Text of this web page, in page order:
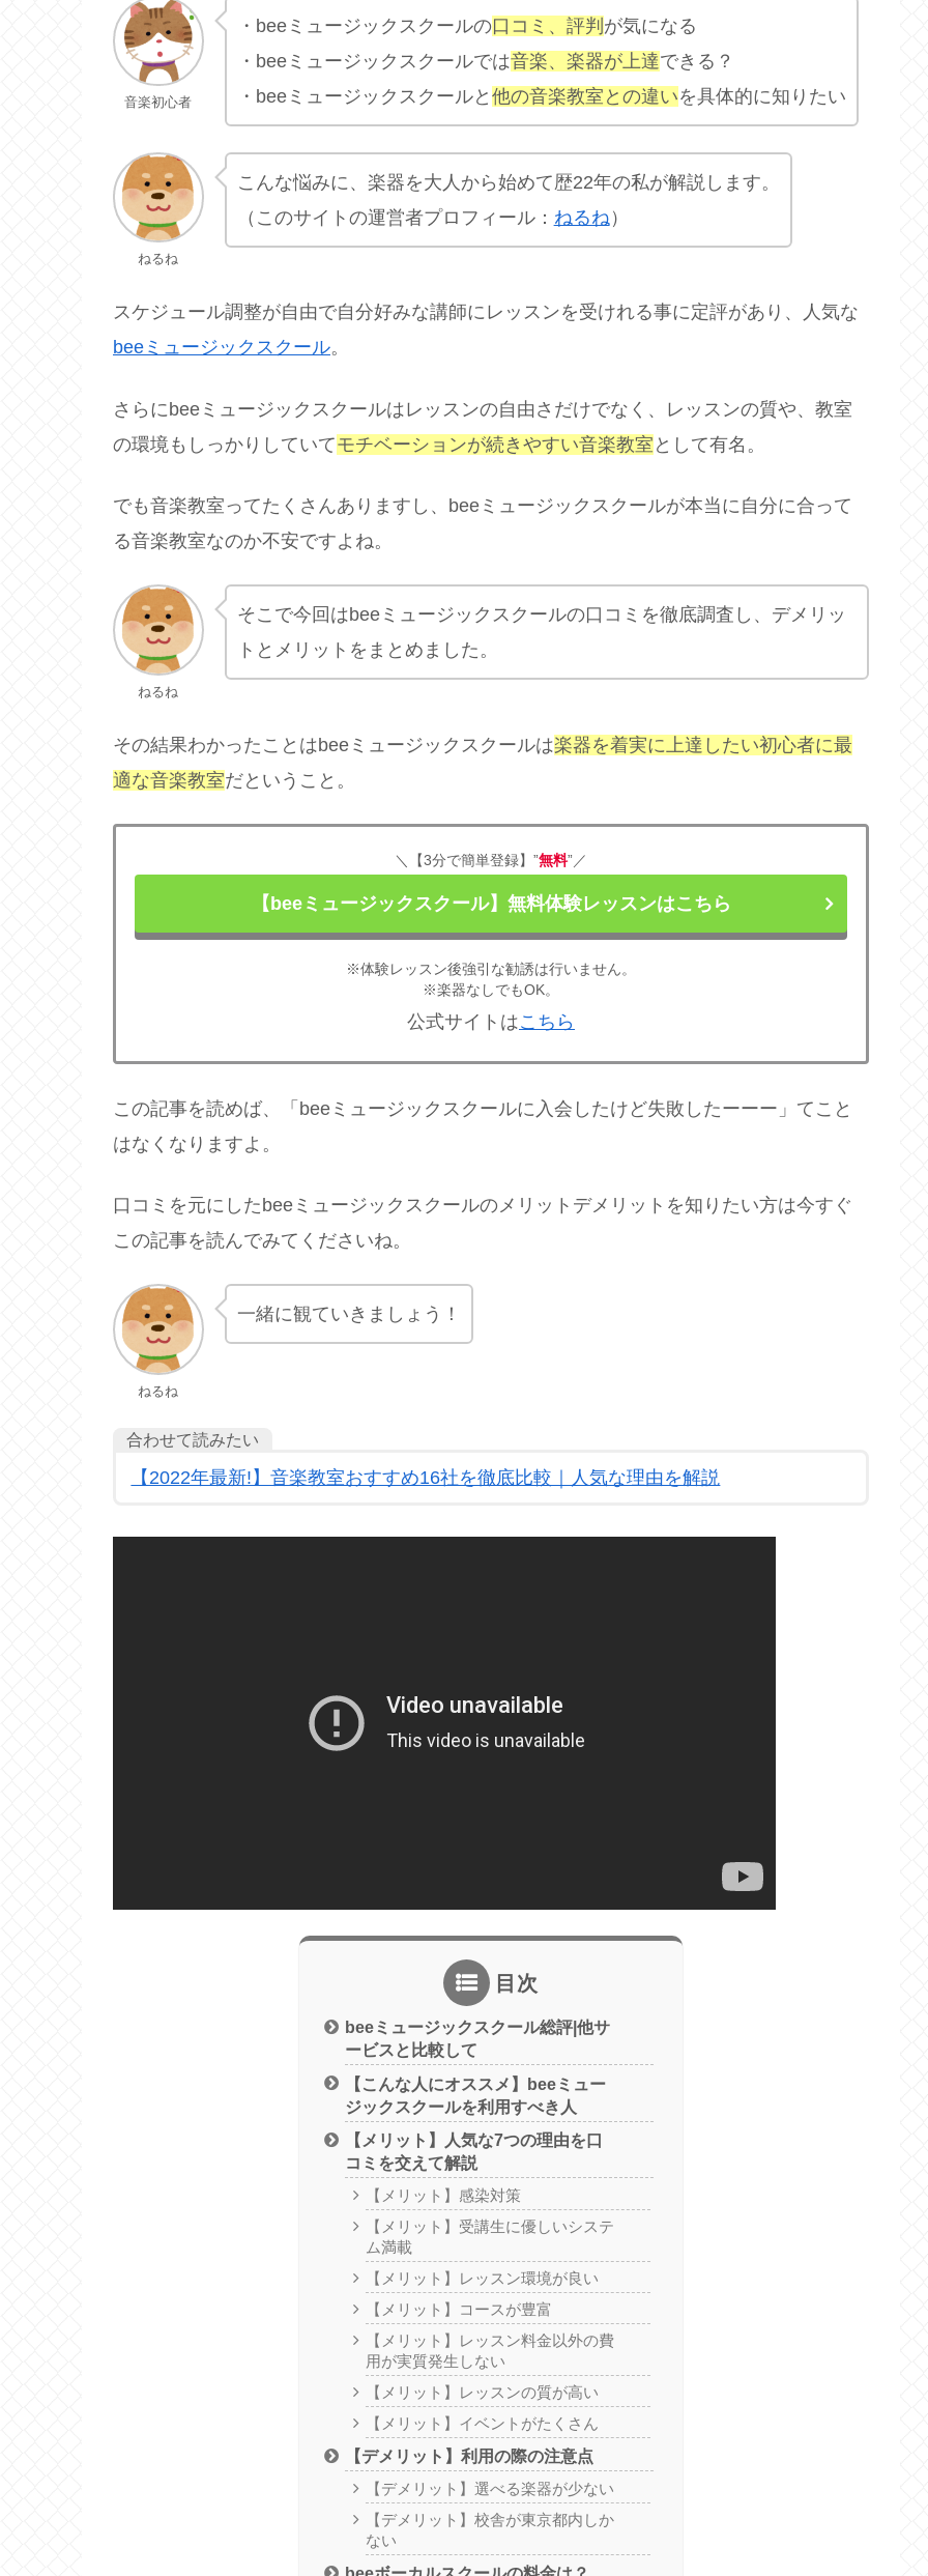
音楽初心者
・beeミュージックスクールの口コミ、評判 が気になる
・beeミュージックスクールでは音楽、楽器が上達できる？
・beeミュージックスクールと 他の音楽教室との違いを具体的に知りたい
ねるね
こんな悩みに、楽器を大人から始めて歴22年の私が解説します。
（このサイトの運営者プロフィール： ねるね ）
スケジュール調整が自由で自分好みな講師にレッスンを受けれる事に定評があり、人気な
beeミュージックスクール。
さらにbeeミュージックスクールはレッスンの自由さだけでなく、レッスンの質や、教室
の環境もしっかりしていてモチベーションが続きやすい音楽教室 として有名。
でも音楽教室ってたくさんありますし、beeミュージックスクールが本当に自分に合って
る音楽教室なのか不安ですよね。
ねるね
そこで今回はbeeミュージックスクールの口コミを徹底調査し、デメリッ
トとメリットをまとめました。
その結果わかったことはbeeミュージックスクールは楽器を着実に上達したい初心者に最
適な音楽教室だということ。
＼【3分で簡単登録】”無料”／
【beeミュージックスクール】無料体験レッスンはこちら
※体験レッスン後強引な勧誘は行いません。
※楽器なしでもOK。
公式サイトはこちら
この記事を読めば、「beeミュージックスクールに入会したけど失敗したーーー」てこと
はなくなりますよ。
口コミを元にしたbeeミュージックスクールのメリットデメリットを知りたい方は今すぐ
この記事を読んでみてくださいね。
ねるね
一緒に観ていきましょう！
合わせて読みたい
【2022年最新!】音楽教室おすすめ16社を徹底比較｜人気な理由を解説
目次
beeミュージックスクール総評|他サ
ービスと比較して
【こんな人にオススメ】beeミュー
ジックスクールを利用すべき人
【メリット】人気な7つの理由を口
コミを交えて解説
【メリット】感染対策
【メリット】受講生に優しいシステ
ム満載
【メリット】レッスン環境が良い
【メリット】コースが豊富
【メリット】レッスン料金以外の費
用が実質発生しない
【メリット】レッスンの質が高い
【メリット】イベントがたくさん
【デメリット】利用の際の注意点
【デメリット】選べる楽器が少ない
【デメリット】校舎が東京都内しか
ない